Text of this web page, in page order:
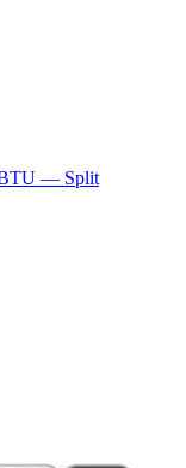
— Split